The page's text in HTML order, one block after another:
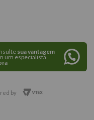
by
sua vantagem
um especialista